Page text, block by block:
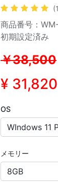
商品番号：
初期設定済み
￥38,500
¥ 31,820
OS
メモリー